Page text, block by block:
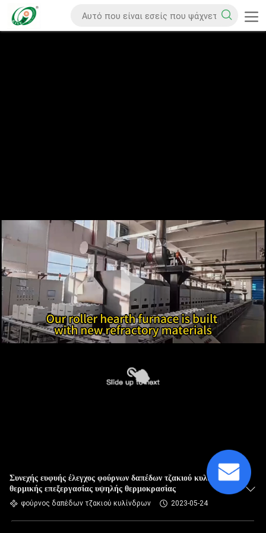
Συνεχής ευφυής έλεγχος φούρνων δαπέδων τζακιού κυλίνδρων
θερμικής επεξεργασίας υψηλής θερμοκρασίας
φούρνος δαπέδων τζακιού κυλίνδρων 2023-05-24